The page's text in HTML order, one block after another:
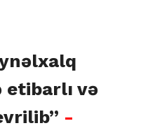
və
-